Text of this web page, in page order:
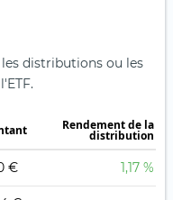
distributions ou les
Rendement de la
distribution
€ 1,17 %